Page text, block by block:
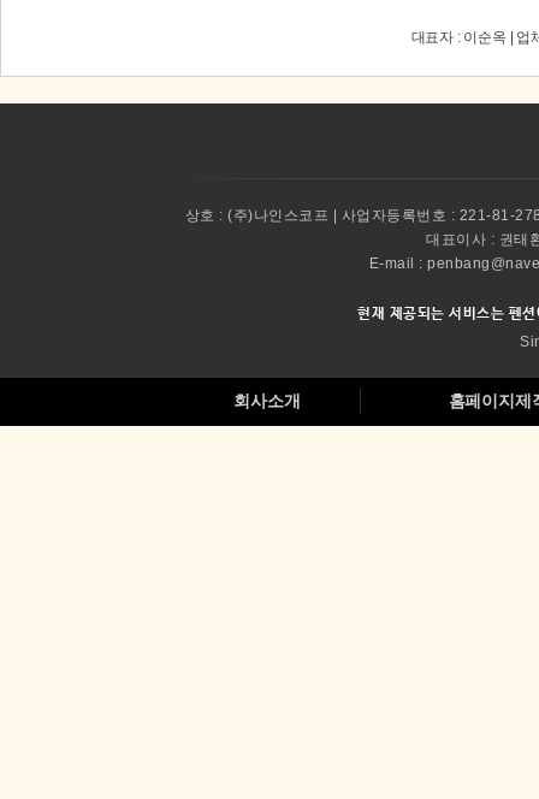
대표자 : 이순옥 | 업
상호 : (주)나인스코프 | 사업자등록번호 : 221-81-
대표이사 : 권태
E-mail :
현재 제공되는 서비스는 펜
회사소개 홈페이지제